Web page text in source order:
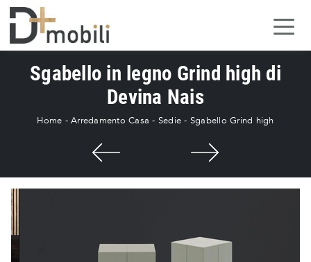
Sgabello in legno Grind high di
Devina Nais
Home -Arredamento Casa - Sedie - Sgabello Grind high